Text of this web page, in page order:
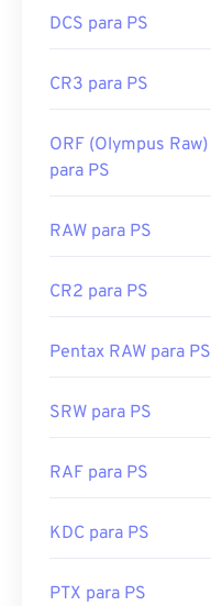
DCS para PS
CR3 para PS
ORF (Olympus Raw)
para PS
RAW para PS
CR2 para PS
Pentax RAW para PS
SRW para PS
RAF para PS
KDC para PS
PTX para PS